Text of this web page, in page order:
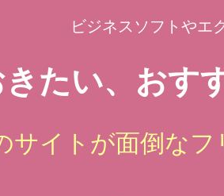
ビジネスソフトやエ
たい、おす
サイトが面倒なフ